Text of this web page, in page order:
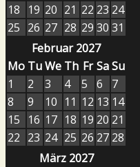
18
19 20 21 22 23 24
25 26 27 28 29 30 31
Februar 2027
Mo TuWe Th Fr SaSu
1
2 3 4 5 6
7
8
9 10 11 12 13 14
15
16 17 18 19 20 21
22 23 24 25 26 27 28
März 2027